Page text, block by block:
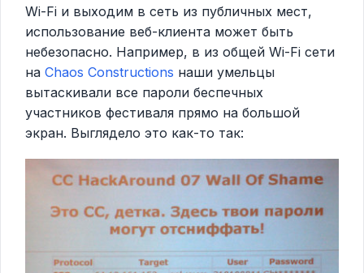
Wi-Fi и выходим в сеть из публичных мест,
использование веб-клиента может быть
небезопасно. Например, в из общей Wi-Fi сети
на Chaos Constructions наши умельцы
вытаскивали все пароли беспечных
участников фестиваля прямо на большой
экран. Выглядело это как-то так: